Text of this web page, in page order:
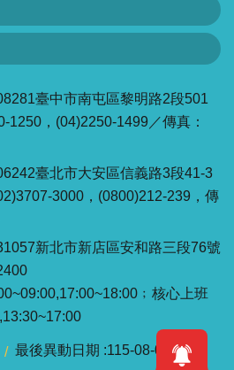
臺中市南屯區黎明路2段501
1250，(04)2250-1499／傳真：
臺北市大安區信義路3段41-3
3000，(0800)212-239，傳
新北市新店區安和路三段76號
核心上班
最後異動日期 115-08-07